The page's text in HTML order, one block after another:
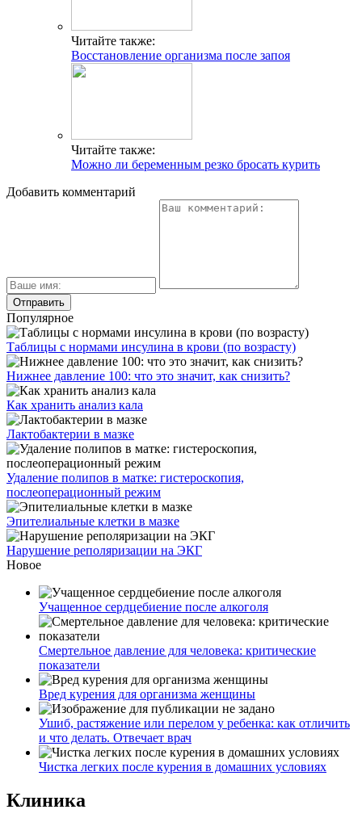
Читайте также:
Восстановление организма после запоя
Читайте также:
Можно ли беременным резко бросать курить
Добавить комментарий
Популярное
Таблицы с нормами инсулина в крови (по возрасту)
Нижнее давление 100: что это значит, как снизить?
Как хранить анализ кала
Лактобактерии в мазке
Удаление полипов в матке: гистероскопия,
послеоперационный режим
Эпителиальные клетки в мазке
Нарушение реполяризации на ЭКГ
Новое
Учащенное сердцебиение после алкоголя
Смертельное давление для человека: критические
показатели
Вред курения для организма женщины
Ушиб, растяжение или перелом у ребенка: как отличить
и что делать. Отвечает врач
Чистка легких после курения в домашних условиях
Клиника